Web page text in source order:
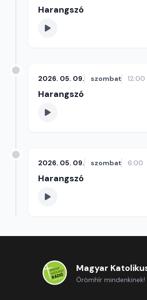
Harangszó
2026. 05. 09. szombat 12:00
Harangszó
2026. 05. 09. szombat 6:00
Harangszó
Magyar
Örömhír mindenkinek!